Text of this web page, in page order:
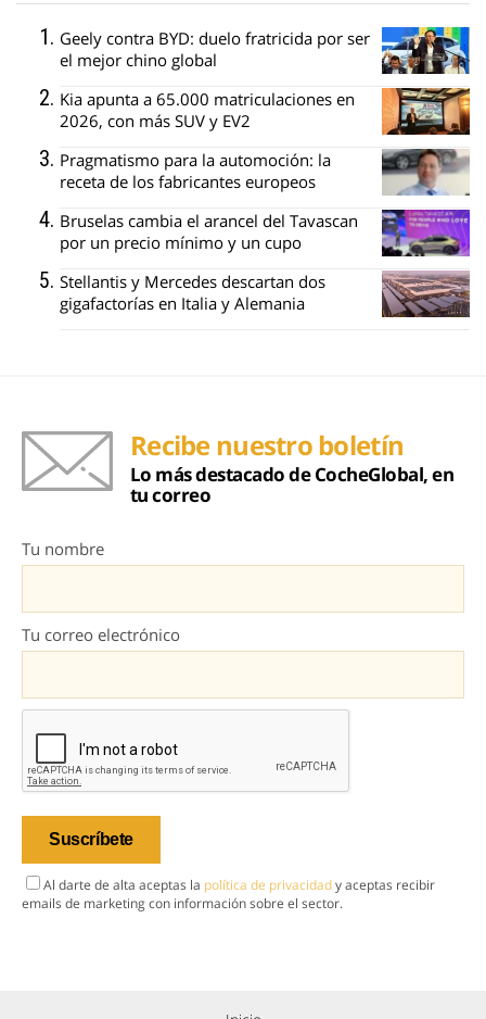
Geely contra BYD: duelo fratricida por ser
el mejor chino global
Kia apunta a 65.000 matriculaciones en
2026, con más SUV y EV2
Pragmatismo para la automoción: la
receta de los fabricantes europeos
Bruselas cambia el arancel del Tavascan
por un precio mínimo y un cupo
Stellantis y Mercedes descartan dos
gigafactorías en Italia y Alemania
Recibe nuestro boletín
Lo más destacado de CocheGlobal, en
tu correo
Tu nombre
Tu correo electrónico
Al darte de alta aceptas la política de privacidady aceptas recibir
emails de marketing con información sobre el sector.